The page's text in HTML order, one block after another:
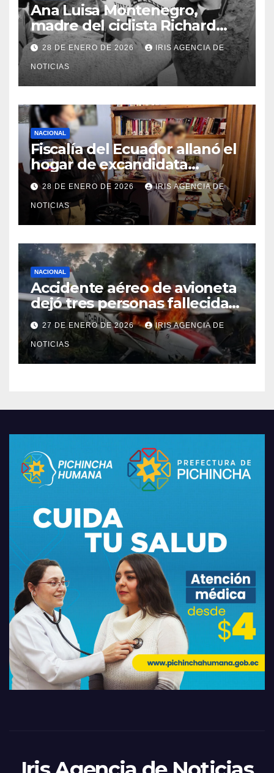
Ana Luisa Montenegro,
madre del ciclista Richard
Carapaz falleció en Tulcán, a
los 73 años
28 DE ENERO DE 2026 IRIS AGENCIA DE
NOTICIAS
NACIONAL
Fiscalía del Ecuador allanó el
hogar de excandidata
presidencial vinculada al caso
Caja Chica
28 DE ENERO DE 2026 IRIS AGENCIA DE
NOTICIAS
NACIONAL
Accidente aéreo de avioneta
dejó tres personas fallecidas
en provincia de Morona
Santiago
27 DE ENERO DE 2026 IRIS AGENCIA DE
NOTICIAS